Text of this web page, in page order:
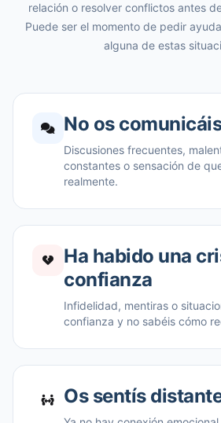
relación o resolver conflictos antes
Puede ser el momento de pedir
alguna de estas
No os
Discusiones frecuentes,
constantes o sensación de
realmente.
Ha habido una
confianza
Infidelidad, mentiras o
confianza y no sabéis cómo
Os sentís